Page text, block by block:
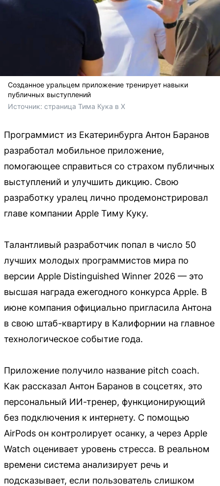
Созданное уральцем приложение тренирует навыки
публичных выступлений
Источник: страница Тима Кука в X
Программист из Екатеринбурга Антон Баранов
разработал мобильное приложение,
помогающее справиться со страхом публичных
выступлений и улучшить дикцию. Свою
разработку уралец лично продемонстрировал
главе компании Apple Тиму Куку.
Талантливый разработчик попал в число 50
лучших молодых программистов мира по
версии Apple Distinguished Winner 2026 — это
высшая награда ежегодного конкурса Apple. В
июне компания официально пригласила Антона
в свою штаб-квартиру в Калифорнии на главное
технологическое событие года.
Приложение получило название pitch coach.
Как рассказал Антон Баранов в соцсетях, это
персональный ИИ-тренер, функционирующий
без подключения к интернету. С помощью
AirPods он контролирует осанку, а через Apple
Watch оценивает уровень стресса. В реальном
времени система анализирует речь и
подсказывает, если пользователь слишком